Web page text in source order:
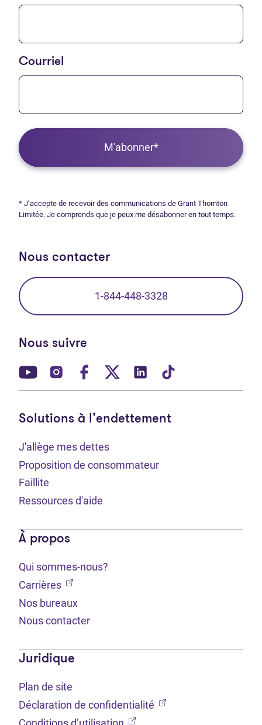
Courriel
M'abonner*
* J’accepte de recevoir des communications de Grant Thornton
Limitée. Je comprends que je peux me désabonner en tout temps.
Nous contacter
1-844-448-3328
Nous suivre
(Ouvre dans un nouvel onglet)
(Ouvre dans un nouvel onglet)
(Ouvre dans un nouvel onglet)
(Ouvre dans un nouvel
(Ouvre dans un
Solutions à l’endettement
J'allège mes dettes
Proposition de consommateur
Faillite
Ressources d'aide
À propos
Qui sommes-nous?
Carrières (Ouvre dans un nouvel onglet)
Nos bureaux
Nous contacter
Juridique
Plan de site
Déclaration de confidentialité (Ouvre dans un
(Ouvre dans un nouvel